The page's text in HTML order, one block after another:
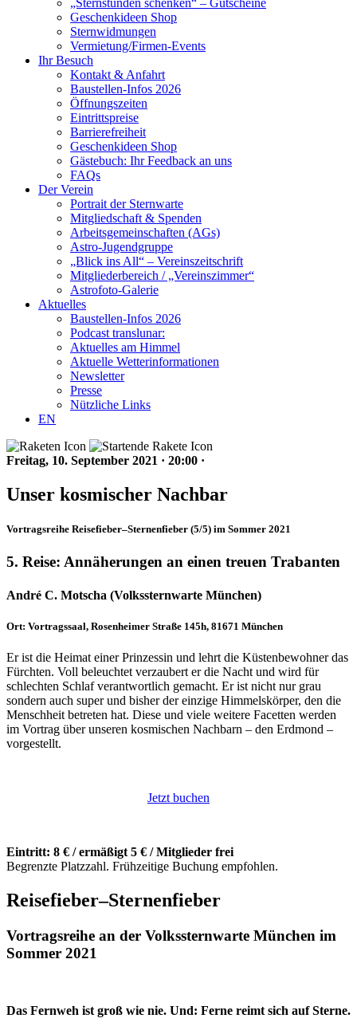
„Sternstunden schenken“ – Gutscheine
Geschenkideen Shop
Sternwidmungen
Vermietung/Firmen-Events
Ihr Besuch
Kontakt & Anfahrt
Baustellen-Infos 2026
Öffnungszeiten
Eintrittspreise
Barrierefreiheit
Geschenkideen Shop
Gästebuch: Ihr Feedback an uns
FAQs
Der Verein
Portrait der Sternwarte
Mitgliedschaft & Spenden
Arbeitsgemeinschaften (AGs)
Astro-Jugendgruppe
„Blick ins All“ – Vereinszeitschrift
Mitgliederbereich / „Vereinszimmer“
Astrofoto-Galerie
Aktuelles
Baustellen-Infos 2026
Podcast translunar:
Aktuelles am Himmel
Aktuelle Wetterinformationen
Newsletter
Presse
Nützliche Links
EN
Freitag, 10. September 2021 · 20:00 ·
Unser kosmischer Nachbar
Vortragsreihe Reisefieber–Sternenfieber (5/5) im Sommer 2021
5. Reise: Annäherungen an einen treuen Trabanten
André C. Motscha (Volkssternwarte München)
Ort: Vortragssaal, Rosenheimer Straße 145h, 81671 München
Er ist die Heimat einer Prinzessin und lehrt die Küstenbewohner das
Fürchten. Voll beleuchtet verzaubert er die Nacht und wird für
schlechten Schlaf verantwortlich gemacht. Er ist nicht nur grau
sondern auch super und bisher der einzige Himmelskörper, den die
Menschheit betreten hat. Diese und viele weitere Facetten werden
im Vortrag über unseren kosmischen Nachbarn – den Erdmond –
vorgestellt.
Jetzt buchen
Eintritt: 8 € / ermäßigt 5 € / Mitglieder frei
Begrenzte Platzzahl. Frühzeitige Buchung empfohlen.
Reisefieber–Sternenfieber
Vortragsreihe an der Volkssternwarte München im
Sommer 2021
Das Fernweh ist groß wie nie. Und: Ferne reimt sich auf Sterne.